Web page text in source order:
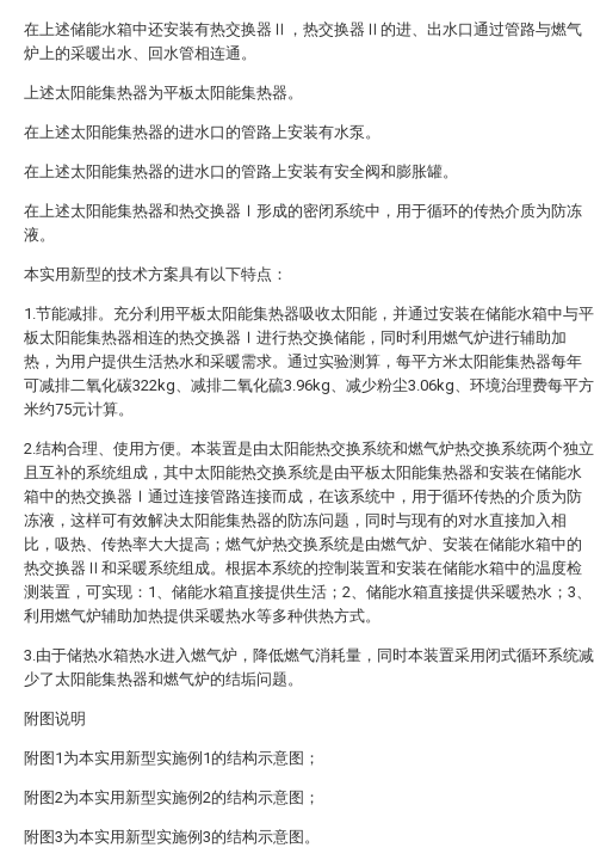
在上述储能水箱中还安装有热交换器Ⅱ，热交换器Ⅱ的进、出水口通过管路与燃气
炉上的采暖出水、回水管相连通。
上述太阳能集热器为平板太阳能集热器。
在上述太阳能集热器的进水口的管路上安装有水泵。
在上述太阳能集热器的进水口的管路上安装有安全阀和膨胀罐。
在上述太阳能集热器和热交换器Ⅰ形成的密闭系统中，用于循环的传热介质为防冻
液。
本实用新型的技术方案具有以下特点：
1.节能减排。充分利用平板太阳能集热器吸收太阳能，并通过安装在储能水箱中与平
板太阳能集热器相连的热交换器Ⅰ进行热交换储能，同时利用燃气炉进行辅助加
热，为用户提供生活热水和采暖需求。通过实验测算，每平方米太阳能集热器每年
可减排二氧化碳322kg、减排二氧化硫3.96kg、减少粉尘3.06kg、环境治理费每平方
米约75元计算。
2.结构合理、使用方便。本装置是由太阳能热交换系统和燃气炉热交换系统两个独立
且互补的系统组成，其中太阳能热交换系统是由平板太阳能集热器和安装在储能水
箱中的热交换器Ⅰ通过连接管路连接而成，在该系统中，用于循环传热的介质为防
冻液，这样可有效解决太阳能集热器的防冻问题，同时与现有的对水直接加入相
比，吸热、传热率大大提高；燃气炉热交换系统是由燃气炉、安装在储能水箱中的
热交换器Ⅱ和采暖系统组成。根据本系统的控制装置和安装在储能水箱中的温度检
测装置，可实现：1、储能水箱直接提供生活；2、储能水箱直接提供采暖热水；3、
利用燃气炉辅助加热提供采暖热水等多种供热方式。
3.由于储热水箱热水进入燃气炉，降低燃气消耗量，同时本装置采用闭式循环系统减
少了太阳能集热器和燃气炉的结垢问题。
附图说明
附图1为本实用新型实施例1的结构示意图；
附图2为本实用新型实施例2的结构示意图；
附图3为本实用新型实施例3的结构示意图。